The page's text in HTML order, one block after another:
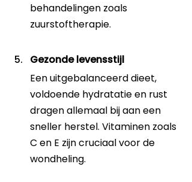
behandelingen zoals
zuurstoftherapie.
Gezonde levensstijl
Een uitgebalanceerd dieet,
voldoende hydratatie en rust
dragen allemaal bij aan een
sneller herstel. Vitaminen zoals
C en E zijn cruciaal voor de
wondheling.